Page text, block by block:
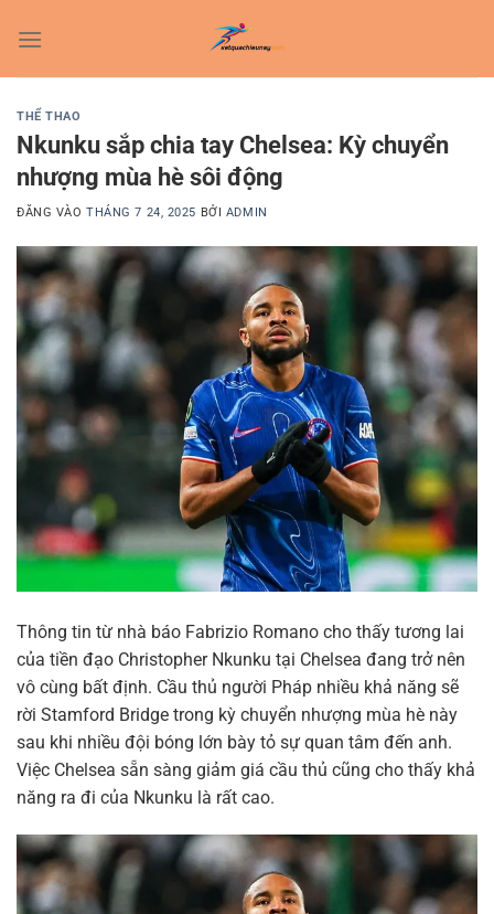
qua
THỂ THAO
Nkunku sắp chia tay Chelsea: Kỳ chuyển
nhượng mùa hè sôi động
ĐĂNG VÀOTHÁNG 7 24, 2025 BỞI ADMIN
Thông tin từ nhà báo Fabrizio Romano cho thấy tương lai
của tiền đạo Christopher Nkunku tại Chelsea đang trở nên
vô cùng bất định. Cầu thủ người Pháp nhiều khả năng sẽ
rời Stamford Bridge trong kỳ chuyển nhượng mùa hè này
sau khi nhiều đội bóng lớn bày tỏ sự quan tâm đến anh.
Việc Chelsea sẵn sàng giảm giá cầu thủ cũng cho thấy khả
năng ra đi của Nkunku là rất cao.